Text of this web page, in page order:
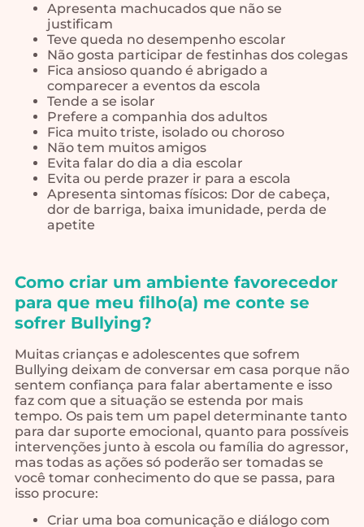
Apresenta machucados que não se
justificam
Teve queda no desempenho escolar
Não gosta participar de festinhas dos colegas
Fica ansioso quando é abrigado a
comparecer a eventos da escola
Tende a se isolar
Prefere a companhia dos adultos
Fica muito triste, isolado ou choroso
Não tem muitos amigos
Evita falar do dia a dia escolar
Evita ou perde prazer ir para a escola
Apresenta sintomas físicos: Dor de cabeça,
dor de barriga, baixa imunidade, perda de
apetite
Como criar um ambiente favorecedor
para que meu filho(a) me conte se
sofrer Bullying?
Muitas crianças e adolescentes que sofrem
Bullying deixam de conversar em casa porque não
sentem confiança para falar abertamente e isso
faz com que a situação se estenda por mais
tempo. Os pais tem um papel determinante tanto
para dar suporte emocional, quanto para possíveis
intervenções junto à escola ou família do agressor,
mas todas as ações só poderão ser tomadas se
você tomar conhecimento do que se passa, para
isso procure:
Criar uma boa comunicação e diálogo com